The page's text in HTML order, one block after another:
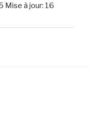
Mise à jour: 16